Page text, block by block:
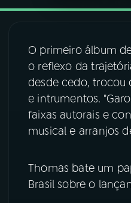
VIDEOCASTS
ÚLTIMAS
08FESTIVAL DE
Instagram
O primeiro álbum
o reflexo da
desde cedo, trocou
e intrumentos.
faixas autorais e
musical e arranjos
Thomas bate um
Brasil sobre o